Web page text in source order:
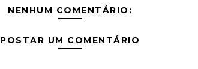
NENHUM COMENTÁRIO:
POSTAR UM COMENTÁRIO